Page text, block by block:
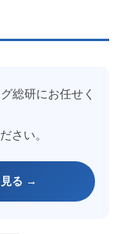
総研にお任せく
さい。
見る →